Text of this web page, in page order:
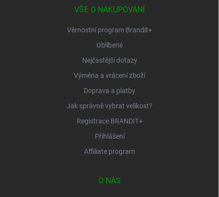
VŠE O NAKUPOVÁNÍ
Věrnostní program Brandit+
Oblíbené
Nejčastější dotazy
Výměna a vrácení zboží
Doprava a platby
Jak správně vybrat velikost?
Registrace BRANDIT+
Přihlášení
Affiliate program
O NÁS